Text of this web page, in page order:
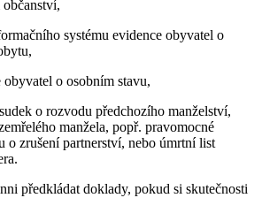
systému evidence obyvatel o
o osobním stavu,
o rozvodu předchozího manželství,
manžela, popř. pravomocné
o zrušení partnerství, nebo úmrtní list
předkládat doklady, pokud si skutečnosti